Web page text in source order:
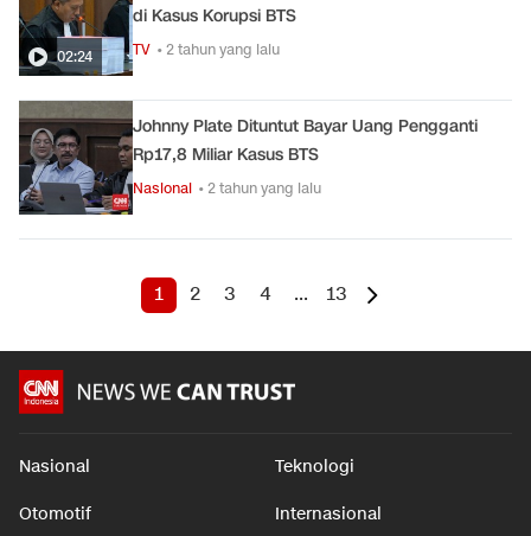
02:24
di Kasus Korupsi BTS
TV • 2 tahun yang lalu
Johnny Plate Dituntut Bayar Uang Pengganti
Rp17,8 Miliar Kasus BTS
Nasional • 2 tahun yang lalu
1 2 3 4 ... 13
Nasional Teknologi
Otomotif Internasional